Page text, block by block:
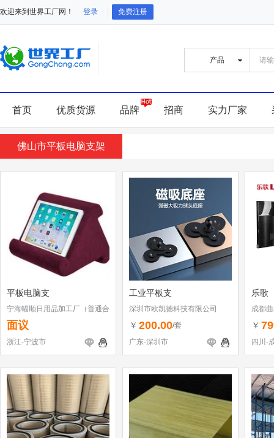
欢迎来到世界工厂网！ 登录 免费注册
首页 优质货源 品牌 招商 实力厂家
佛山市平板电脑支架
平板电脑支
宁海幅顺日用品加工厂（普通合
伙）
面议
浙江-宁波市
工业平板支
深圳市欧凯德科技有限公司
￥ 200.00/套
广东-深圳市
乐歌
成都
￥
四川-